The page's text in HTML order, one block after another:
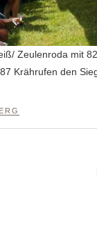
Zeulenroda mit
Krährufen den